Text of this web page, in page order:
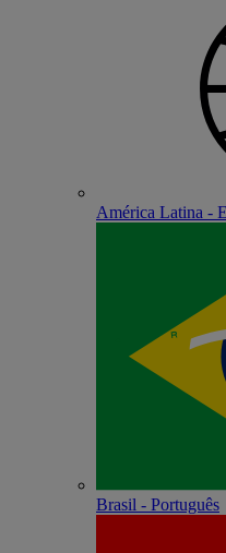
América Latina -
Brasil - Português